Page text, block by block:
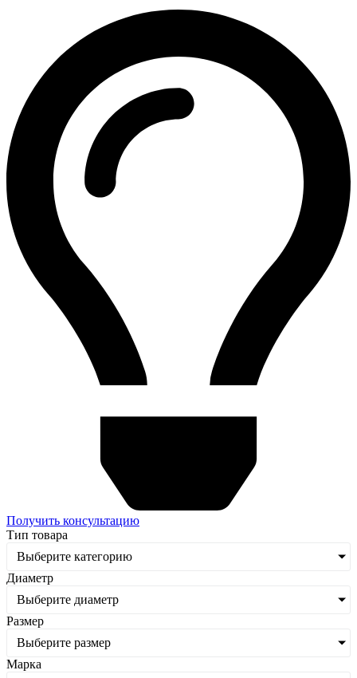
Получить консультацию
Тип товара
Выберите категорию
Диаметр
Выберите диаметр
Размер
Выберите размер
Марка